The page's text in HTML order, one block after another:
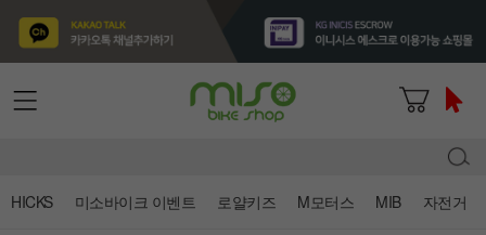
HICKS 미소바이크 이벤트 로얄키즈 M모터스 MIB 자전거